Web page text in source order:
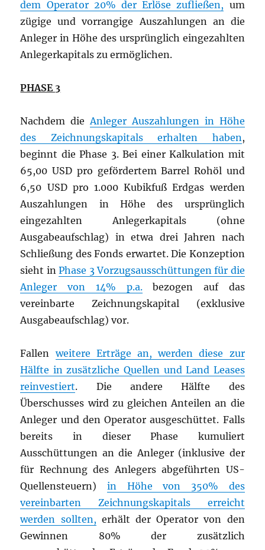
dem Operator 20% der Erlöse zufließen, um
zügige und vorrangige Auszahlungen an die
Anleger in Höhe des ursprünglich eingezahlten
Anlegerkapitals zu ermöglichen.
PHASE 3
Nachdem dieAnleger Auszahlungen in Höhe
des Zeichnungskapitals erhalten haben,
beginnt die Phase 3. Bei einer Kalkulation mit
65,00 USD pro gefördertem Barrel Rohöl und
6,50 USD pro 1.000 Kubikfuß Erdgas werden
Auszahlungen in Höhe des ursprünglich
eingezahlten Anlegerkapitals (ohne
Ausgabeaufschlag) in etwa drei Jahren nach
Schließung des Fonds erwartet. Die Konzeption
sieht inPhase 3 Vorzugsausschüttungen für die
Anleger von 14% p.a.bezogen auf das
vereinbarte Zeichnungskapital (exklusive
Ausgabeaufschlag) vor.
Fallenweitere Erträge an, werden diese zur
Hälfte in zusätzliche Quellen und Land Leases
reinvestiert. Die andere Hälfte des
Überschusses wird zu gleichen Anteilen an die
Anleger und den Operator ausgeschüttet. Falls
bereits in dieser Phase kumuliert
Ausschüttungen an die Anleger (inklusive der
für Rechnung des Anlegers abgeführten US-
Quellensteuern)in Höhe von 350% des
vereinbarten Zeichnungskapitals erreicht
werden sollten, erhält der Operator von den
Gewinnen 80% der zusätzlich